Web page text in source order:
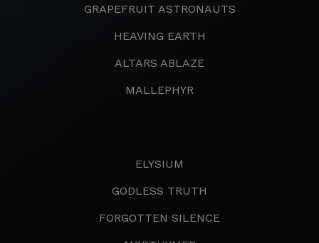
GRAPEFRUIT ASTRONAUTS
HEAVING EARTH
ALTARS ABLAZE
MALLEPHYR
ELYSIUM
GODLESS TRUTH
FORGOTTEN SILENCE